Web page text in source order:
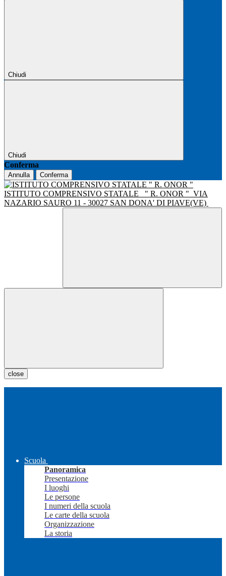
Chiudi
Chiudi
Conferma
Annulla Conferma
ISTITUTO COMPRENSIVO STATALE " R. ONOR " VIA
NAZARIO SAURO 11 - 30027 SAN DONA' DI PIAVE(VE)
close
Scuola
Panoramica
Presentazione
I luoghi
Le persone
I numeri della scuola
Le carte della scuola
Organizzazione
La storia